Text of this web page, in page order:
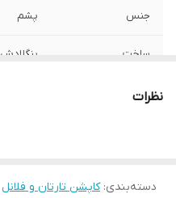
جنس پشم
ساخت بنگلادش
نظرات
دسته‌بندی:کاپشن تارتان و فلانل